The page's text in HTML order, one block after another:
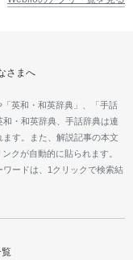
さまへ
英和・和英辞典」、「手話
・和英辞典、手話辞典は連
す。また、解説記事の本文
クが自動的に貼られます。
ードは、1クリックで検索結